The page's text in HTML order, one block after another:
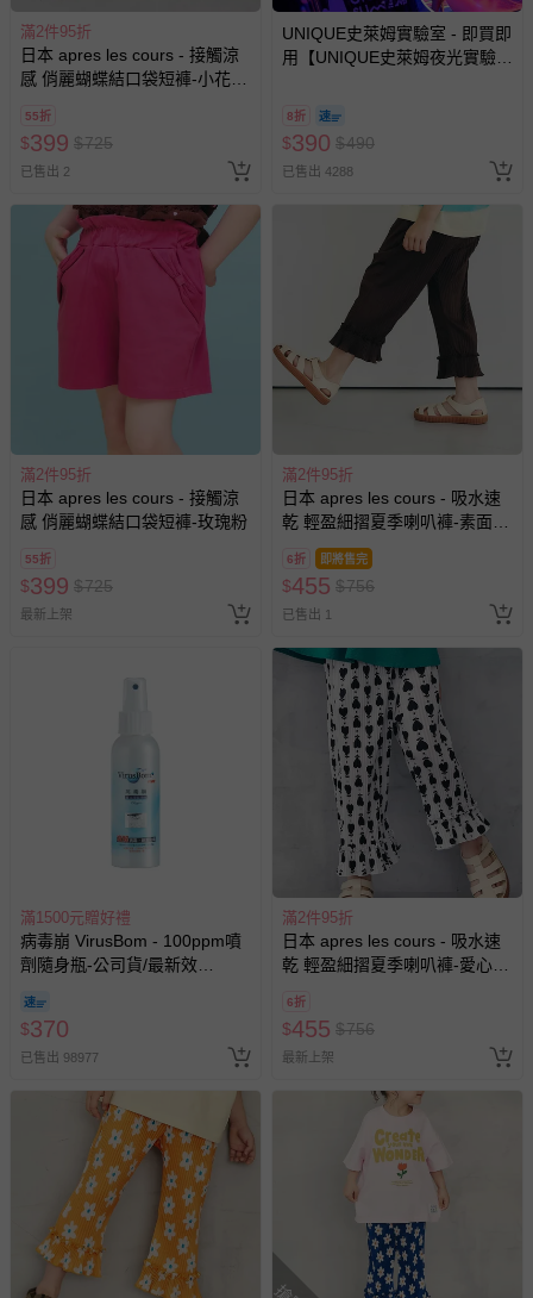
針對滿件折/滿額贈…等活動，如因部份退貨，而該訂單保
留商品未達活動門檻，將以原價計算，活動贈品亦需一併退
回。
部分商品依據消費者保護法的規定，不適用七天鑑賞期/猶
豫期範圍：
易於腐敗、保存期限較短或解約時即將逾期（例如生鮮
商品、食品等）。
客製化商品（例如客製生日書、姓名貼等）。
報紙、期刊或雜誌（惟書籍如經拆封、使用，則酌收整
經消費者拆封之影音商品或電腦軟體（例如 DVD、CD
等）。
非以有形媒介提供之數位內容或一經提供即為完成之線
上服務，經消費者事先同意始提供（例如線上課程、遊
戲或活動點數等）。
-個人衛生用品（例如尿布、貼身衣物、泳裝、襪子、地
墊、寢具類等）。
-新生兒親膚衣物（嬰幼兒包巾與背巾、包屁衣、學習
-接觸性孕哺產品（奶嘴、奶瓶、擠乳器、哺乳衣、托腹
-其他原廠盒裝商品封口處已貼上「不可拆封」，或具警
國際航空、客運、訂房等服務。
相關的退換貨辦理流程，可詳見： 退換貨 & 退款問題
其他常見問題：
運送服務：目前提供的運送僅限台灣本島。如您位於離島地
區，可能會無法配送，或須依據商品需加收離島運費。廠商
亦保留出貨與否的權利。離島、偏遠地區、樓層親送等加價
費用，可能會另需加收。
商品實際的配達日期，可於訂單個人資料內的查詢訂單內，
已出貨通知之訊息為主。
如您收到商品，請依正常流程檢查是否完好，若商品遇瑕疵
情形，您可申請更換新品或退貨，請見： 退貨的辦理流程
若您對於會員帳號、商品訂購與資訊、購物流程、付款方
式、折價券與購物金的使用、退貨及商品運送方式等有疑
問，你可詳見：媽咪愛客服中心
預購商品：預購為海外同步代購，遇缺貨即會通知媽咪並協
滿2件95折
日本 apres les cours - 接觸涼
感 俏麗蝴蝶結口袋短褲-小花-
55折
$399 $725
已售出 2
UNIQUE史萊姆實驗室 - 即買即
用【UNIQUE史萊姆夜光實驗室
訂單編號兌換，逾期作廢) (大
人小孩均一價(3歲以上需購票))
8折
$390 $490
已售出 4288
滿2件95折
日本 apres les cours - 接觸涼
感 俏麗蝴蝶結口袋短褲-玫瑰粉
55折
$399 $725
最新上架
滿2件95折
日本 apres les cours - 吸水速
乾 輕盈細摺夏季喇叭褲-素面-
6折 即將售完
$455 $756
已售出 1
滿1500元贈好禮
病毒崩 VirusBom - 100ppm噴
劑隨身瓶-公司貨/最新效
$370
已售出 98977
滿2件95折
日本 apres les cours - 吸水速
乾 輕盈細摺夏季喇叭褲-愛心-
6折
$455 $756
最新上架